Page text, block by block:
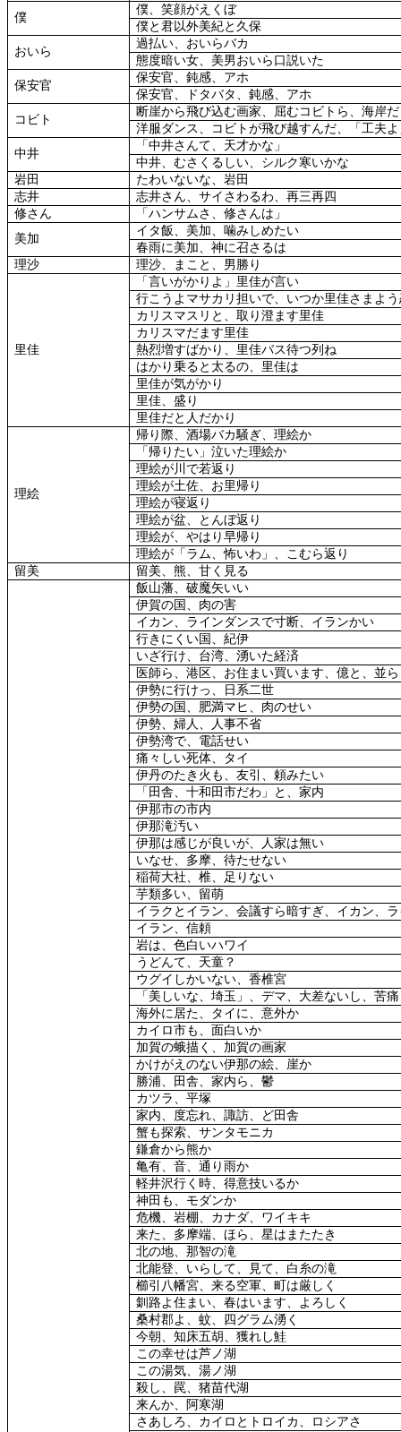
僕
僕、笑顔がえくぼ
僕と君以外美紀と久保
おいら
過払い、おいらバカ
態度暗い女、美男おいら口説いた
保安官
保安官、鈍感、アホ
保安官、ドタバタ、鈍感、アホ
コビト
断崖から飛び込む画家、屈むコビトら、海岸だ
洋服ダンス、コビトが飛び越すんだ、「工夫
中井
「中井さんて、天才かな」
中井、むさくるしい、シルク寒いかな
岩田
たわいないな、岩田
志井
志井さん、サイさわるわ、再三再四
修さん
「ハンサムさ、修さんは」
美加
イタ飯、美加、噛みしめたい
春雨に美加、神に召さるは
理沙
理沙、まこと、男勝り
里佳
「言いがかりよ」里佳が言い
行こうよマサカリ担いで、いつか里佳さまよ
カリスマスリと、取り澄ます里佳
カリスマだます里佳
熱烈増すばかり、里佳バス待つ列ね
はかり乗ると太るの、里佳は
里佳が気がかり
里佳、盛り
里佳だと人だかり
理絵
帰り際、酒場バカ騒ぎ、理絵か
「帰りたい」泣いた理絵か
理絵が川で若返り
理絵が土佐、お里帰り
理絵が寝返り
理絵が盆、とんぼ返り
理絵が、やはり早帰り
理絵が「ラム、怖いわ」、こむら返り
留美
留美、熊、甘く見る
飯山藩、破魔矢いい
伊賀の国、肉の害
イカン、ラインダンスで寸断、イランかい
行きにくい国、紀伊
いざ行け、台湾、湧いた経済
医師ら、港区、お住まい買います、億と、並
伊勢に行けっ、日系二世
伊勢の国、肥満マヒ、肉のせい
伊勢、婦人、人事不省
伊勢湾で、電話せい
痛々しい死体、タイ
伊丹のたき火も、友引、頼みたい
「田舎、十和田市だわ」と、家内
伊那市の市内
伊那滝汚い
伊那は感じが良いが、人家は無い
いなせ、多摩、待たせない
稲荷大社、椎、足りない
芋類多い、留萌
イラクとイラン、会議すら暗すぎ、イカン、
イラン、信頼
岩は、色白いハワイ
うどんて、天童？
ウグイしかいない、香椎宮
「美しいな、埼玉」、デマ、大差ないし、苦痛
海外に居た、タイに、意外か
カイロ市も、面白いか
加賀の蛾描く、加賀の画家
かけがえのない伊那の絵、崖か
勝浦、田舎、家内ら、鬱
カツラ、平塚
家内、度忘れ、諏訪、ど田舎
蟹も探索、サンタモニカ
鎌倉から熊か
亀有、音、通り雨か
軽井沢行く時、得意技いるか
神田も、モダンか
危機、岩棚、カナダ、ワイキキ
来た、多摩端、ほら、星はまたたき
北の地、那智の滝
北能登、いらして、見て、白糸の滝
櫛引八幡宮、来る空軍、町は厳しく
釧路よ住まい、春はいます、よろしく
桑村郡よ、蚊、四グラム湧く
今朝、知床五胡、獲れし鮭
この幸せは芦ノ湖
この湯気、湯ノ湖
殺し、罠、猪苗代湖
来んか、阿寒湖
さあしろ、カイロとトロイカ、ロシアさ